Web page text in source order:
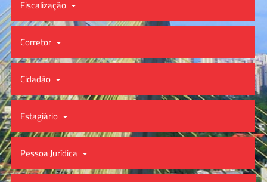
Fiscalização
Corretor
Cidadão
Estagiário
Pessoa Jurídica